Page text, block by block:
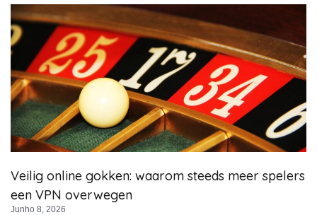
Veilig online gokken: waarom steeds meer spelers
een VPN overwegen
Junho 8, 2026